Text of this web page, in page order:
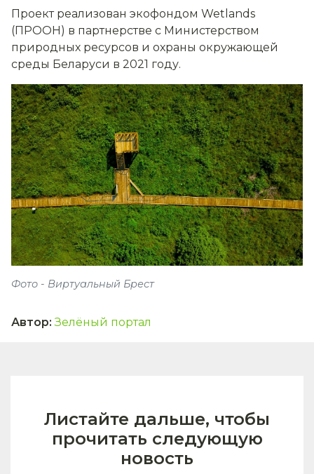
Проект реализован экофондом Wetlands
(ПРООН) в партнерстве с Министерством
природных ресурсов и охраны окружающей
среды Беларуси в 2021 году.
Фото - Виртуальный Брест
Автор: Зелёный портал
Листайте дальше, чтобы
прочитать следующую
новость